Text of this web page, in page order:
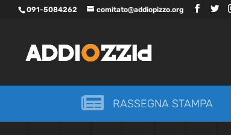
091-5084262 comitato@addiopizzo.org
 RASSEGNA STAMPA